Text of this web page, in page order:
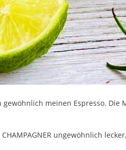
gewöhnlich meinen Espresso.
ungewöhnlich